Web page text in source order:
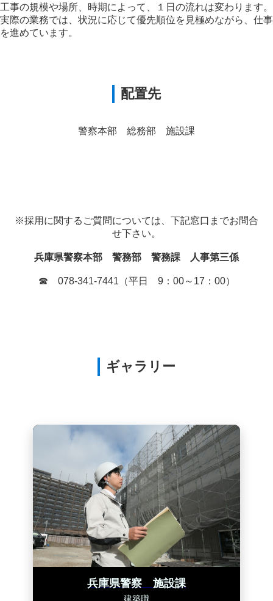
工事の規模や場所、時期によって、１日の流れは変わります。
実際の業務では、状況に応じて優先順位を見極めながら、仕事
を進めています。
配置先
警察本部 総務部 施設課
※採用に関するご質問については、下記窓口までお問合
せ下さい。
兵庫県警察本部 警務部 警務課 人事第三係
☎ 078-341-7441（平日 9：00～17：00）
ギャラリー
兵庫県警察 施設課
建築職